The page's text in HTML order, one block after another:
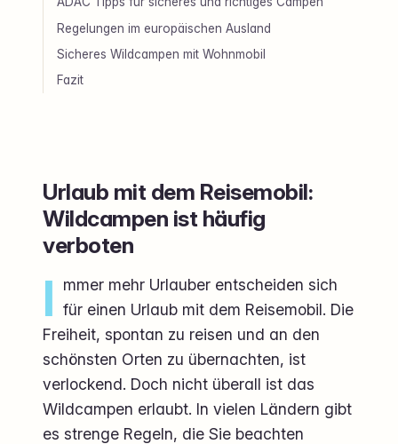
Regelungen im europäischen Ausland
Sicheres Wildcampen mit Wohnmobil
Fazit
Urlaub mit dem Reisemobil:
Wildcampen ist häufig
verboten
I
mmer mehr Urlauber entscheiden sich
für einen Urlaub mit dem Reisemobil. Die
Freiheit, spontan zu reisen und an den
schönsten Orten zu übernachten, ist
verlockend. Doch nicht überall ist das
Wildcampen erlaubt. In vielen Ländern gibt
es strenge Regeln, die Sie beachten